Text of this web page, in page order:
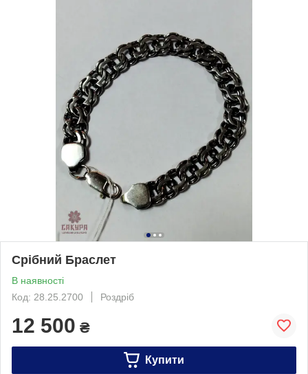
Срібний Браслет
В наявності
Код: 28.25.2700
Роздріб
12 500 ₴
Купити